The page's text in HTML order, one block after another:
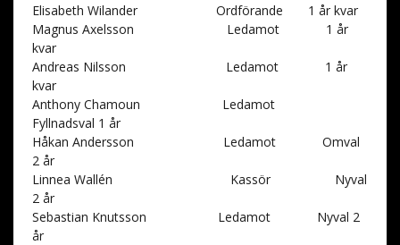
Elisabeth Wilander Ordförande 1 år kvar
Magnus Axelsson Ledamot 1 år
kvar
Andreas Nilsson Ledamot 1 år
kvar
Anthony Chamoun Ledamot
Fyllnadsval 1 år
Håkan Andersson Ledamot Omval
2 år
Linnea Wallén Kassör Nyval
2 år
Sebastian Knutsson Ledamot Nyval 2
år